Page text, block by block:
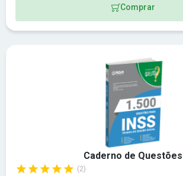
Comprar
Caderno de Questões
(2)